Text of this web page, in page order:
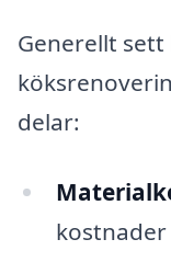
Generellt
delar:
kostnader